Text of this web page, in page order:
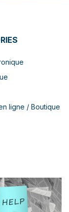
ligne / Boutique